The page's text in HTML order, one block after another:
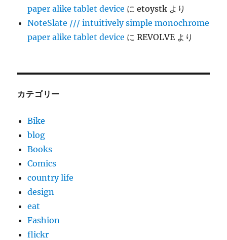
paper alike tablet device にetoystk より
NoteSlate /// intuitively simple monochrome
paper alike tablet device にREVOLVE より
カテゴリー
Bike
blog
Books
Comics
country life
design
eat
Fashion
flickr